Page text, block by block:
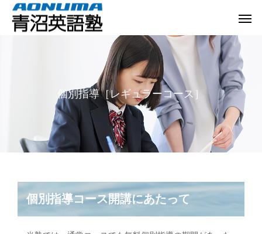
個別指導［レギュラーコース］
個別指導コース開講にあたって